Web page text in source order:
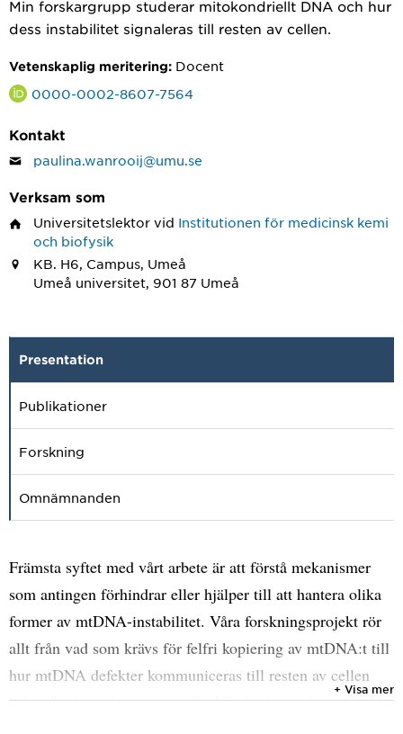
Min forskargrupp studerar mitokondriellt DNA och hur
dess instabilitet signaleras till resten av cellen.
Vetenskaplig meritering: Docent
0000-0002-8607-7564
Kontakt
paulina.wanrooij@umu.se
Verksam som
Universitetslektor vid Institutionen för medicinsk kemi
och biofysik
KB. H6, Campus, Umeå
Umeå universitet, 901 87 Umeå
Presentation
Publikationer
Forskning
Omnämnanden
Främsta syftet med vårt arbete är att förstå mekanismer
som antingen förhindrar eller hjälper till att hantera olika
former av mtDNA-instabilitet. Våra forskningsprojekt rör
allt från vad som krävs för felfri kopiering av mtDNA:t till
hur mtDNA defekter kommuniceras till resten av cellen
och vilka konsekvenser det får. Vår forskning kommer att
+ Visa mer